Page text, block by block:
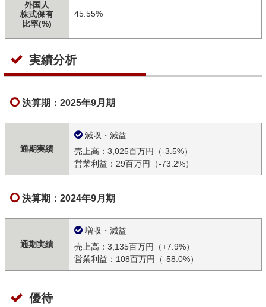
外国人
株式保有
比率(%)
45.55%
実績分析
決算期：2025年9月期
通期実績
減収・減益
売上高：3,025百万円（-3.5%）
営業利益：29百万円（-73.2%）
決算期：2024年9月期
通期実績
増収・減益
売上高：3,135百万円（+7.9%）
営業利益：108百万円（-58.0%）
優待